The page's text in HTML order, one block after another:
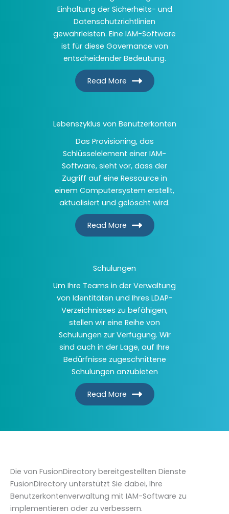
Einhaltung der Sicherheits- und
Datenschutzrichtlinien
gewährleisten. Eine IAM-Software
ist für diese Governance von
entscheidender Bedeutung.
Read More
Lebenszyklus von Benutzerkonten
Das Provisioning, das
Schlüsselelement einer IAM-
Software, sieht vor, dass der
Zugriff auf eine Ressource in
einem Computersystem erstellt,
aktualisiert und gelöscht wird.
Read More
Schulungen
Um Ihre Teams in der Verwaltung
von Identitäten und Ihres LDAP-
Verzeichnisses zu befähigen,
stellen wir eine Reihe von
Schulungen zur Verfügung. Wir
sind auch in der Lage, auf Ihre
Bedürfnisse zugeschnittene
Schulungen anzubieten
Read More
Die von FusionDirectory bereitgestellten Dienste
FusionDirectory unterstützt Sie dabei, Ihre
Benutzerkontenverwaltung mit IAM-Software zu
implementieren oder zu verbessern.